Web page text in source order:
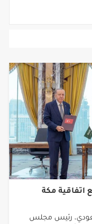
اتفاقية مكة
رئيس مجلس